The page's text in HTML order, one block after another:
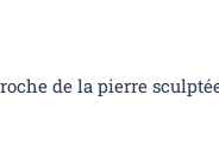
de la pierre